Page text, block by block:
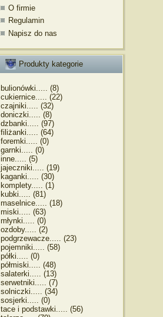
O firmie
Regulamin
Napisz do nas
Produkty kategorie
bulionówki..... (8)
cukiernice..... (22)
czajniki..... (32)
doniczki..... (8)
dzbanki..... (97)
filiżanki..... (64)
foremki..... (0)
garnki..... (0)
inne..... (5)
jajeczniki..... (19)
kaganki..... (30)
komplety..... (1)
kubki..... (81)
maselnice..... (18)
miski..... (63)
młynki..... (0)
ozdoby..... (2)
podgrzewacze..... (23)
pojemniki..... (58)
półki..... (0)
półmiski..... (48)
salaterki..... (13)
serwetniki..... (7)
solniczki..... (34)
sosjerki..... (0)
tace i podstawki..... (56)